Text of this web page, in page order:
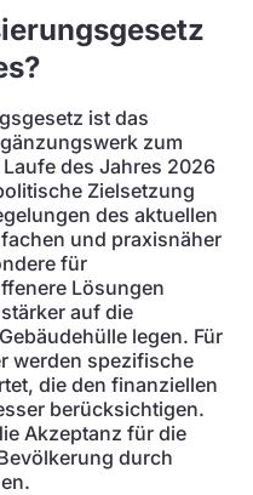
ist das
zum
des Jahres 2026
Zielsetzung
des aktuellen
und praxisnäher
für
Lösungen
auf die
legen. Für
werden spezifische
die den finanziellen
berücksichtigen.
Akzeptanz für die
durch